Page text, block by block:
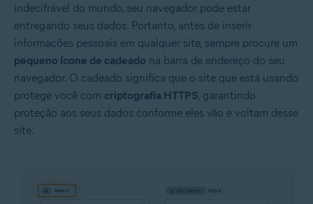
indecifrável do mundo, seu navegador pode estar
entregando seus dados. Portanto, antes de inserir
informações pessoais em qualquer site, sempre procure um
pequeno ícone de cadeado na barra de endereço do seu
navegador. O cadeado significa que o site que está usando
protege você com criptografia HTTPS, garantindo
proteção aos seus dados conforme eles vão e voltam desse
site.